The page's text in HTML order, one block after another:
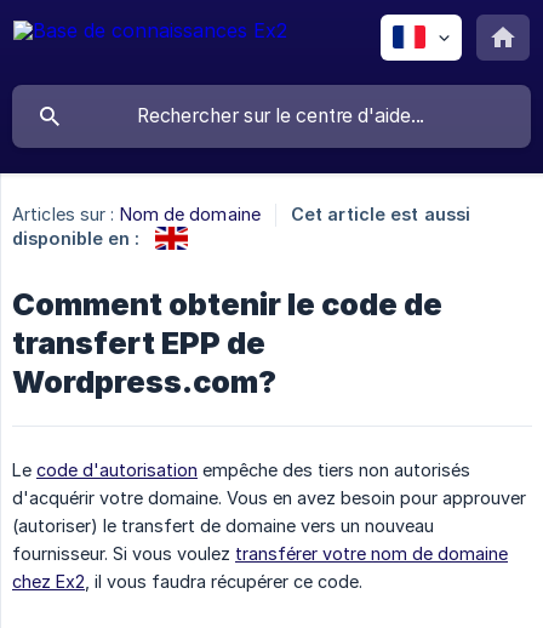
Articles sur : Nom de domaine
Cet article est aussi
disponible en :
Comment obtenir le code de
transfert EPP de
Wordpress.com?
Le code d'autorisation empêche des tiers non autorisés
d'acquérir votre domaine. Vous en avez besoin pour approuver
(autoriser) le transfert de domaine vers un nouveau
fournisseur. Si vous voulez transférer votre nom de domaine
chez Ex2 , il vous faudra récupérer ce code.